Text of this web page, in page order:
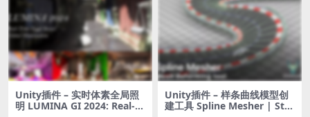
Unity插件 – 实时体素全局照
明 LUMINA GI 2024: Real-Ti
Unity插件 – 样条曲线模型创
建工具 Spline Mesher | Sta